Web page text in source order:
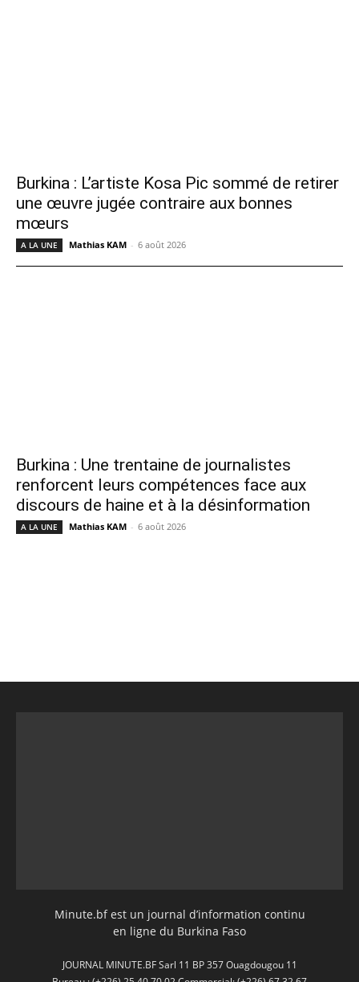
Burkina : L’artiste Kosa Pic sommé de retirer
une œuvre jugée contraire aux bonnes
mœurs
A LA UNE Mathias KAM - 6 août 2026
Burkina : Une trentaine de journalistes
renforcent leurs compétences face aux
discours de haine et à la désinformation
A LA UNE Mathias KAM - 6 août 2026
Minute.bf est un journal d’information continu
en ligne du Burkina Faso
JOURNAL MINUTE.BF Sarl 11 BP 357 Ouagdougou 11